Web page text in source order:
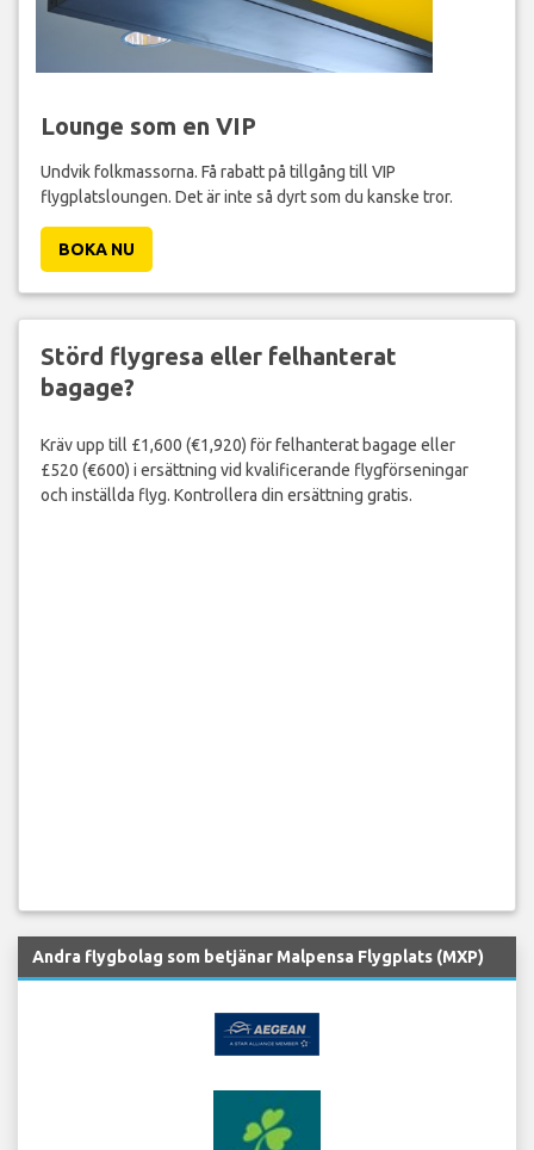
Lounge som en VIP
Undvik folkmassorna. Få rabatt på tillgång till VIP
flygplatsloungen. Det är inte så dyrt som du kanske tror.
BOKA NU
Störd flygresa eller felhanterat
bagage?
Kräv upp till £1,600 (€1,920) för felhanterat bagage eller
£520 (€600) i ersättning vid kvalificerande flygförseningar
och inställda flyg. Kontrollera din ersättning gratis.
Andra flygbolag som betjänar Malpensa Flygplats (MXP)